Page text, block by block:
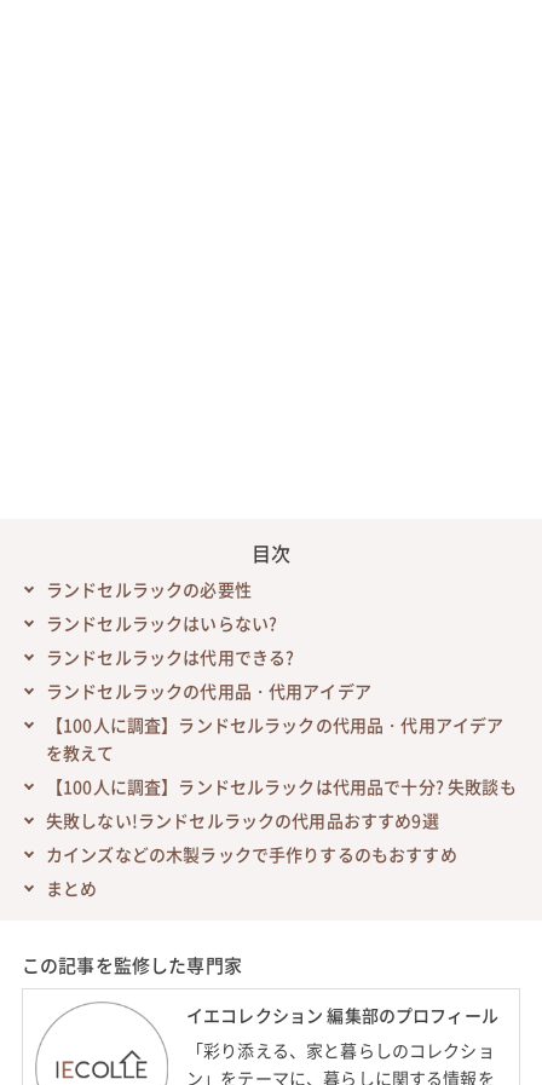
目次
ランドセルラックの必要性
ランドセルラックはいらない?
ランドセルラックは代用できる?
ランドセルラックの代用品・代用アイデア
【100人に調査】ランドセルラックの代用品・代用アイデア
を教えて
【100人に調査】ランドセルラックは代用品で十分? 失敗談も
失敗しない!ランドセルラックの代用品おすすめ9選
カインズなどの木製ラックで手作りするのもおすすめ
まとめ
この記事を監修した専門家
イエコレクション 編集部のプロフィール
「彩り添える、家と暮らしのコレクショ
ン」をテーマに、暮らしに関する情報を